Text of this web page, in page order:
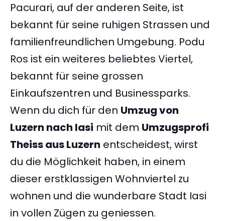
Pacurari, auf der anderen Seite, ist
bekannt für seine ruhigen Strassen und
familienfreundlichen Umgebung. Podu
Ros ist ein weiteres beliebtes Viertel,
bekannt für seine grossen
Einkaufszentren und Businessparks.
Wenn du dich für den Umzug von
Luzern nach Iasi mit dem Umzugsprofi
Theiss aus Luzern entscheidest, wirst
du die Möglichkeit haben, in einem
dieser erstklassigen Wohnviertel zu
wohnen und die wunderbare Stadt Iasi
in vollen Zügen zu geniessen.